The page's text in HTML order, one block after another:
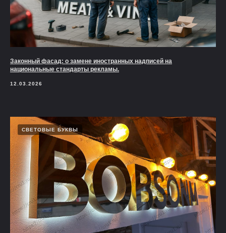
Законный фасад: о замене иностранных надписей на
национальные стандарты рекламы.
12.03.2026
СВЕТОВЫЕ БУКВЫ